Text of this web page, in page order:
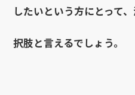
したいという方にとって
択肢と言えるでしょう。